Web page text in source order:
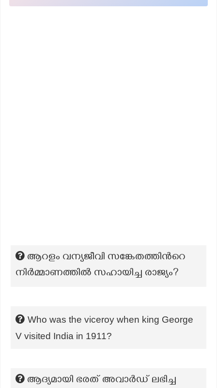
ആറളം വന്യജീവി സങ്കേതത്തിന്‍റെ
നിർമ്മാണത്തിൽ സഹായിച്ച രാജ്യം?
Who was the viceroy when king George
V visited India in 1911?
ആദ്യമായി ഭരത് അവാര്‍ഡ്‌ ലഭിച്ച